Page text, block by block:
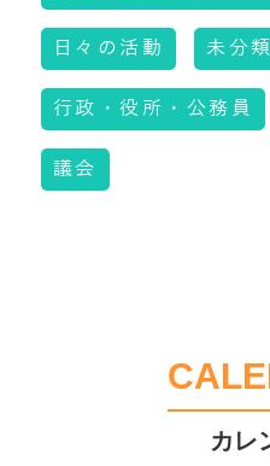
日々の活動 未分類
行政・役所・公務員
議会